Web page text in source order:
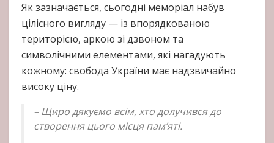
Як зазначається, сьогодні меморіал набув
цілісного вигляду — із впорядкованою
територією, аркою зі дзвоном та
символічними елементами, які нагадують
кожному: свобода України має надзвичайно
високу ціну.
– Щиро дякуємо всім, хто долучився до
створення цього місця пам’яті.